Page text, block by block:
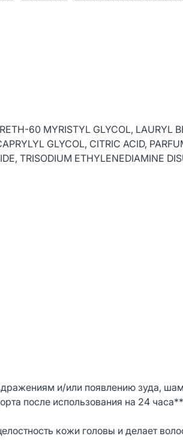
60 MYRISTYL GLYCOL, LAURYL
GLYCOL, CITRIC ACID,
TRISODIUM ETHYLENEDIAMINE
и/или появлению зуда,
после использования на 24
кожи головы и делает